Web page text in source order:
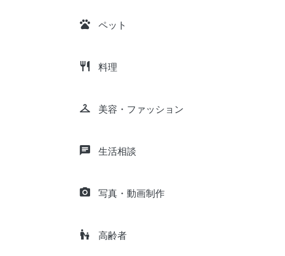
pets ペット
restaurant 料理
checkroom 美容・ファッション
chat 生活相談
camera_alt 写真・動画制作
escalator_warning 高齢者